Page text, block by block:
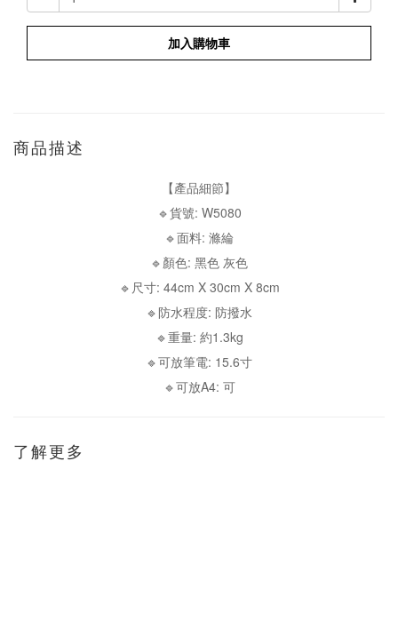
加入購物車
商品描述
【產品細節】
🔹貨號: W5080
🔹面料: 滌綸
🔹顏色: 黑色 灰色
🔹尺寸: 44cm X 30cm X 8cm
🔹防水程度: 防撥水
🔹重量: 約1.3kg
🔹可放筆電: 15.6寸
🔹可放A4: 可
了解更多